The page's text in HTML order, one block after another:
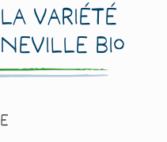
variété
Bio